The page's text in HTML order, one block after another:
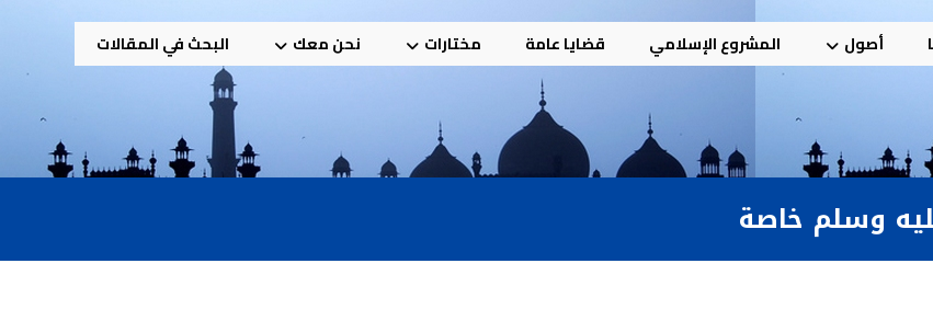
أصول المشروع الإسلامي قضايا عامة مختارات نحن معك البحث في المقالات
وسلم خاصة